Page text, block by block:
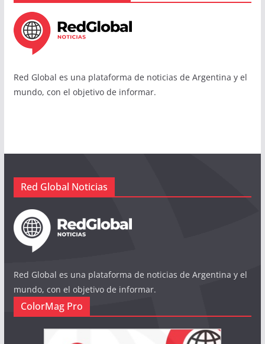
Red Global es una plataforma de noticias de Argentina y el
mundo, con el objetivo de informar.
Red Global Noticias
Red Global es una plataforma de noticias de Argentina y el
mundo, con el objetivo de informar.
ColorMag Pro